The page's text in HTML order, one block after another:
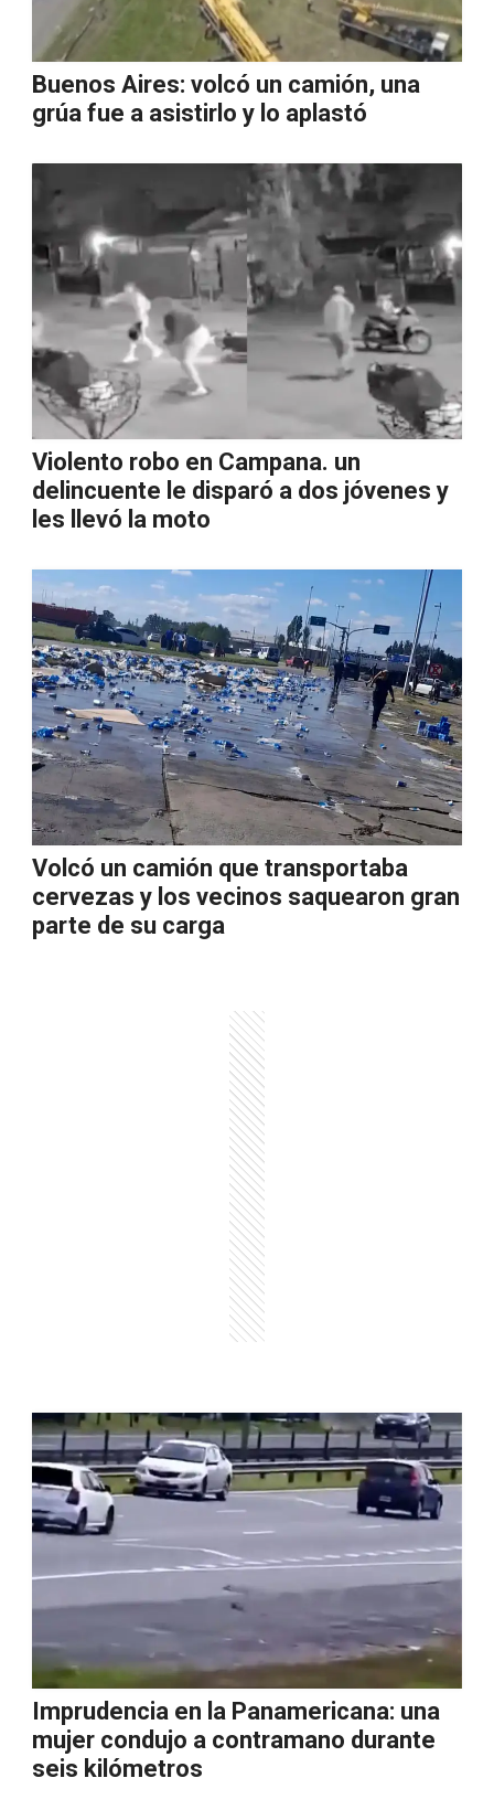
Buenos Aires: volcó un camión, una
grúa fue a asistirlo y lo aplastó
Violento robo en Campana. un
delincuente le disparó a dos jóvenes y
les llevó la moto
Volcó un camión que transportaba
cervezas y los vecinos saquearon gran
parte de su carga
Imprudencia en la Panamericana: una
mujer condujo a contramano durante
seis kilómetros